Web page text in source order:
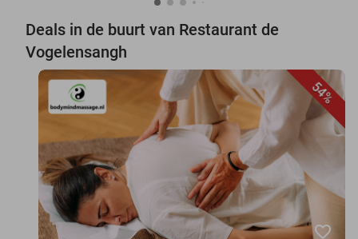
Deals in de buurt van Restaurant de
Vogelensangh
54%
favorite_border